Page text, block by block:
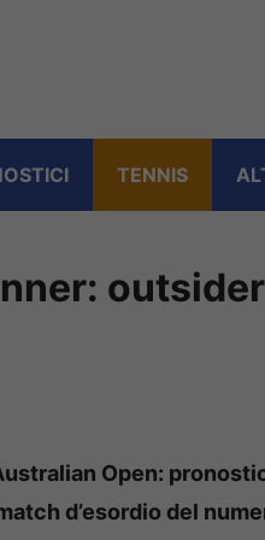
TENNIS
Open:
d’esordio del